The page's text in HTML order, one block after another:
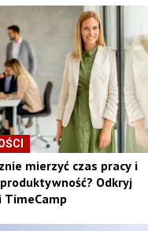
mierzyć czas pracy i
Odkryj
TimeCamp